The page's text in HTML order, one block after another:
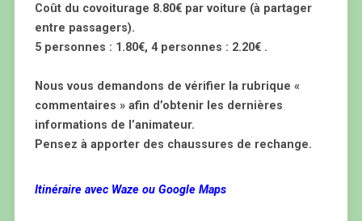
Coût du covoiturage 8.80€ par voiture (à partager
entre passagers).
5 personnes : 1.80€, 4 personnes : 2.20€ .
Nous vous demandons de vérifier la rubrique «
commentaires » afin d’obtenir les dernières
informations de l’animateur.
Pensez à apporter des chaussures de rechange.
Itinéraire avec Waze ou Google Maps